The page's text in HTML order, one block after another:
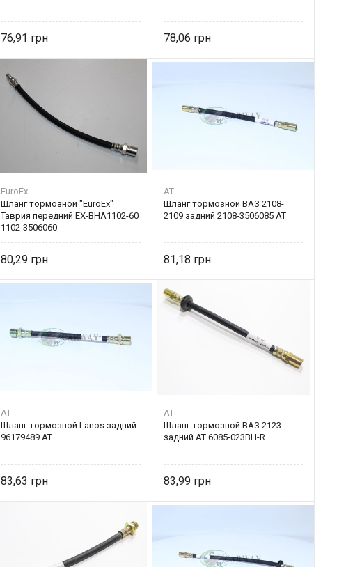
76,91 78,06
EuroEx
Шланг тормозной "EuroEx"
Таврия передний EX-BHA1102-60
1102-3506060
80,29
AT
Шланг тормозной ВАЗ 2108-
2109 задний 2108-3506085 AT
81,18
AT
Шланг тормозной Lanos задний
96179489 AT
83,63
AT
Шланг тормозной ВАЗ 2123
задний AT 6085-023BH-R
83,99